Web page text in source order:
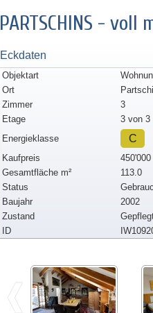
PARTSCHINS -
Eckdaten
Objektart
Ort
Zimmer
3
Etage
3 von 3
Energieklasse
C
Kaufpreis
450'000
Gesamtfläche m²
113.0
Status
Baujahr
2002
Zustand
ID